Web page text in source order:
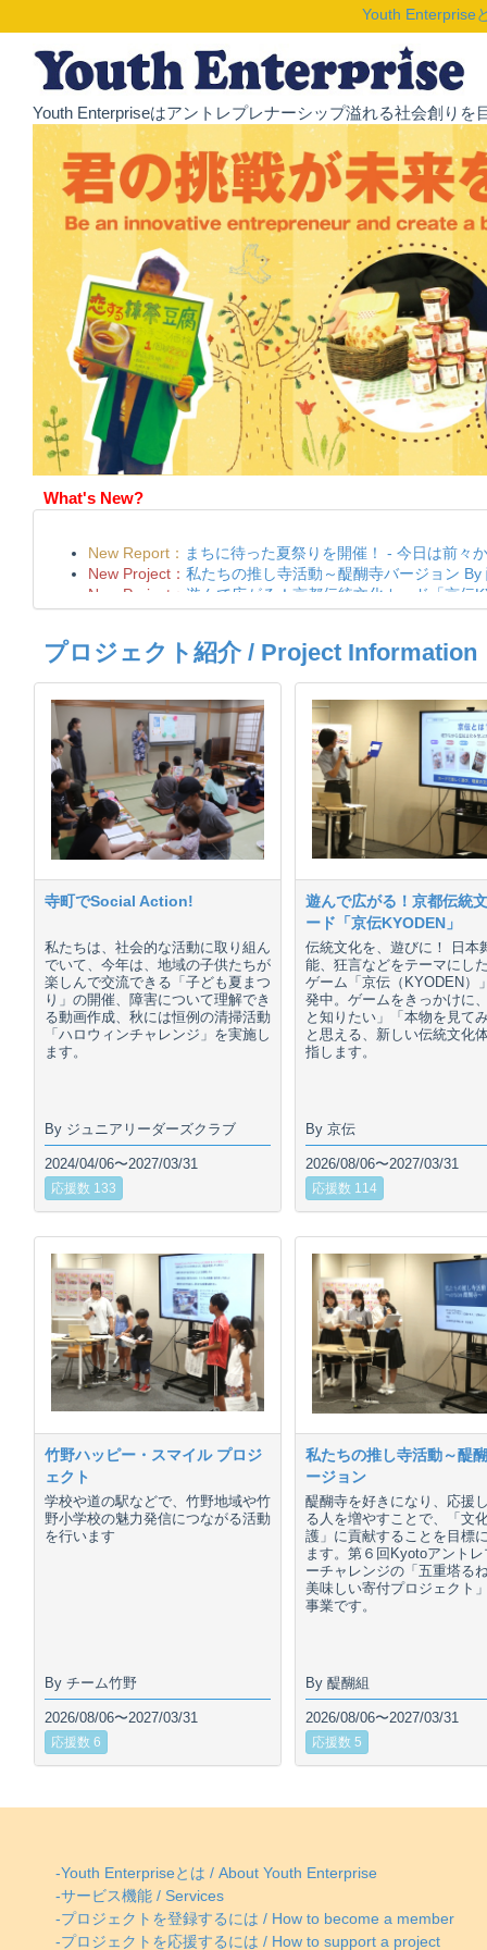
Youth Enterprise
Youth Enterpriseはアントレプレナーシップ溢れる社会創り
What's New?
プロジェクト紹介 / Project Information
寺町でSocial Action!
私たちは、社会的な活動に取り組ん
でいて、今年は、地域の子供たちが
楽しんで交流できる「子ども夏まつ
り」の開催、障害について理解でき
る動画作成、秋には恒例の清掃活動
「ハロウィンチャレンジ」を実施し
ます。
By ジュニアリーダーズクラブ
2024/04/06〜2027/03/31
応援数 133
遊んで広がる！京都伝統
ード「京伝KYODEN」
伝統文化を、遊びに！ 日本
能、狂言などをテーマにし
ゲーム「京伝（KYODEN）
発中。ゲームをきっかけに
と知りたい」「本物を見て
と思える、新しい伝統文化
指します。
By 京伝
2026/08/06〜2027/03/31
応援数 114
竹野ハッピー・スマイル プロジ
ェクト
学校や道の駅などで、竹野地域や竹
野小学校の魅力発信につながる活動
を行います
By チーム竹野
2026/08/06〜2027/03/31
応援数 6
私たちの推し寺活動～醍
ージョン
醍醐寺を好きになり、応援
る人を増やすことで、「文
護」に貢献することを目標
ます。第６回Kyotoアント
ーチャレンジの「五重塔る
美味しい寄付プロジェクト
事業です。
By 醍醐組
2026/08/06〜2027/03/31
応援数 5
-Youth Enterpriseとは / About Youth Enterprise
-サービス機能 / Services
-プロジェクトを登録するには / How to become a member
-プロジェクトを応援するには / How to support a project